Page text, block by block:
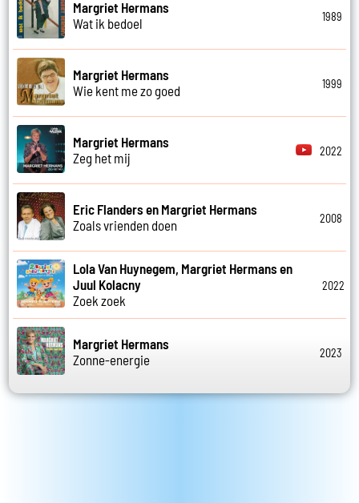
Margriet Hermans
Wat ik bedoel
1989
Margriet Hermans
Wie kent me zo goed
1999
Margriet Hermans
Zeg het mij
2022
Eric Flanders en Margriet Hermans
Zoals vrienden doen
2008
Lola Van Huynegem, Margriet Hermans en
Juul Kolacny
Zoek zoek
2022
Margriet Hermans
Zonne-energie
2023